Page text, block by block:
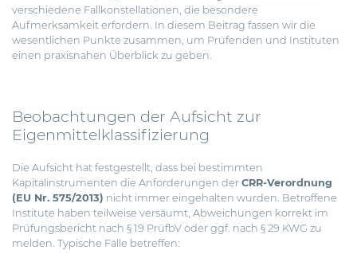
verschiedene Fallkonstellationen, die besondere
Aufmerksamkeit erfordern. In diesem Beitrag fassen wir die
wesentlichen Punkte zusammen, um Prüfenden und Instituten
einen praxisnahen Überblick zu geben.
Beobachtungen der Aufsicht zur
Eigenmittelklassifizierung
Die Aufsicht hat festgestellt, dass bei bestimmten
Kapitalinstrumenten die Anforderungen der CRR-Verordnung
(EU Nr. 575/2013) nicht immer eingehalten wurden. Betroffene
Institute haben teilweise versäumt, Abweichungen korrekt im
Prüfungsbericht nach § 19 PrüfbV oder ggf. nach § 29 KWG zu
melden. Typische Fälle betreffen: